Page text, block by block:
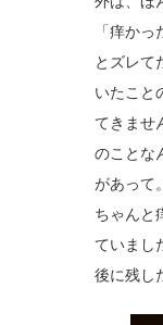
「痒か
とズレて
いたこ
てきませ
のことな
があって
ちゃんと
ていまし
後に残し